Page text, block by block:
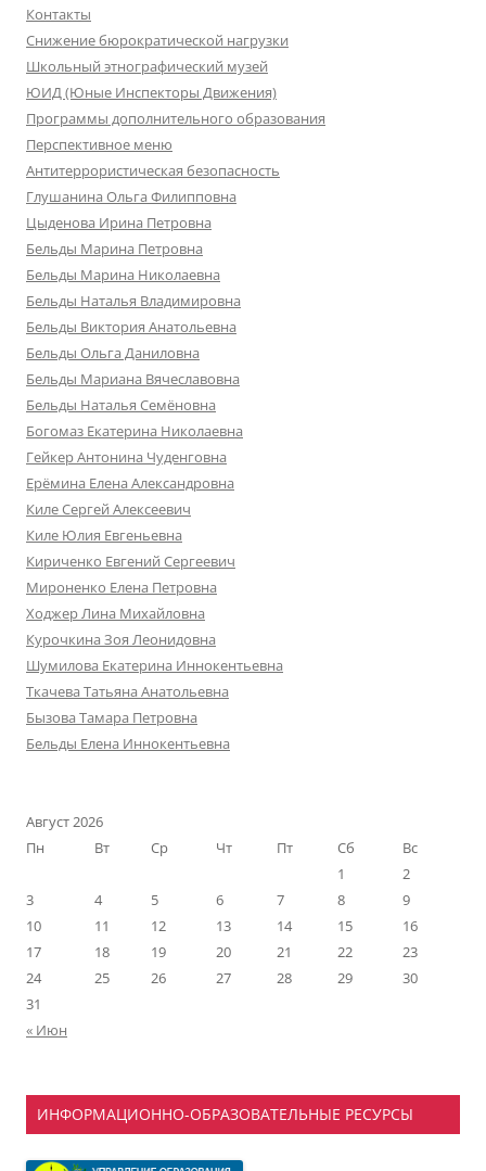
Контакты
Снижение бюрократической нагрузки
Школьный этнографический музей
ЮИД (Юные Инспекторы Движения)
Программы дополнительного образования
Перспективное меню
Антитеррористическая безопасность
Глушанина Ольга Филипповна
Цыденова Ирина Петровна
Бельды Марина Петровна
Бельды Марина Николаевна
Бельды Наталья Владимировна
Бельды Виктория Анатольевна
Бельды Ольга Даниловна
Бельды Мариана Вячеславовна
Бельды Наталья Семёновна
Богомаз Екатерина Николаевна
Гейкер Антонина Чуденговна
Ерёмина Елена Александровна
Киле Сергей Алексеевич
Киле Юлия Евгеньевна
Кириченко Евгений Сергеевич
Мироненко Елена Петровна
Ходжер Лина Михайловна
Курочкина Зоя Леонидовна
Шумилова Екатерина Иннокентьевна
Ткачева Татьяна Анатольевна
Бызова Тамара Петровна
Бельды Елена Иннокентьевна
Август 2026
Пн
Вт Ср Чт Пт Сб
Вс
1
2
3
4 5 6 7 8
9
10
11 12 13 14 15
16
17
18 19 20 21 22
23
24
25 26 27 28 29
30
31
« Июн
ИНФОРМАЦИОННО-ОБРАЗОВАТЕЛЬНЫЕ РЕСУРСЫ